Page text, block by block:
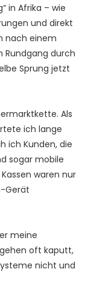
in Afrika – wie
und direkt
nach einem
Rundgang durch
Sprung jetzt
Als
ich lange
ich Kunden, die
sogar mobile
waren nur
Gerät
meine
oft kaputt,
nicht und